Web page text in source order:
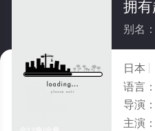
日本
语言：
导演：
主演：